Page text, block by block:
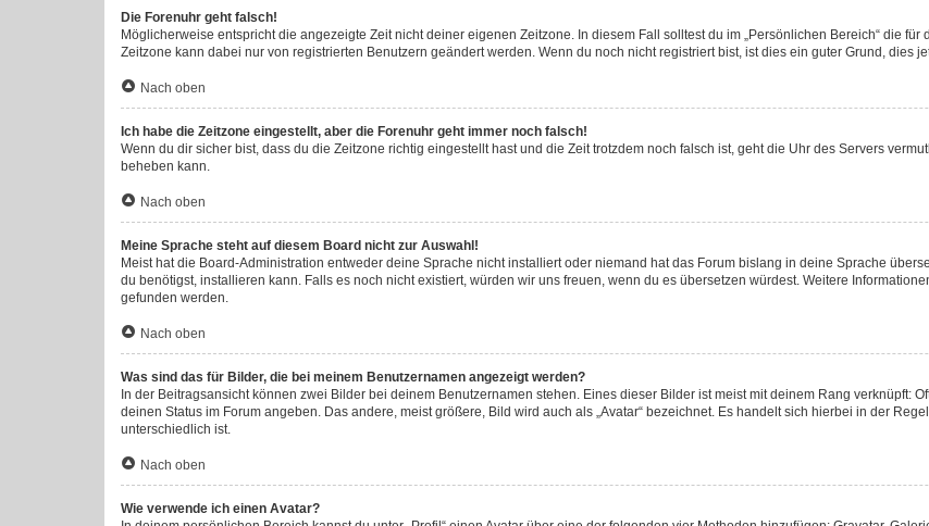
Die Forenuhr geht falsch!
Möglicherweise entspricht die angezeigte Zeit nicht deiner eigenen Zeitzone. In diesem Fall solltest du im „Persönlichen Bereich“ die
Zeitzone kann dabei nur von registrierten Benutzern geändert werden. Wenn du noch nicht registriert bist, ist dies ein guter Grund, dies
Nach oben
Ich habe die Zeitzone eingestellt, aber die Forenuhr geht immer noch falsch!
Wenn du dir sicher bist, dass du die Zeitzone richtig eingestellt hast und die Zeit trotzdem noch falsch ist, geht die Uhr des Servers
beheben kann.
Nach oben
Meine Sprache steht auf diesem Board nicht zur Auswahl!
Meist hat die Board-Administration entweder deine Sprache nicht installiert oder niemand hat das Forum bislang in deine Sprache
du benötigst, installieren kann. Falls es noch nicht existiert, würden wir uns freuen, wenn du es übersetzen würdest. Weitere
gefunden werden.
Nach oben
Was sind das für Bilder, die bei meinem Benutzernamen angezeigt werden?
In der Beitragsansicht können zwei Bilder bei deinem Benutzernamen stehen. Eines dieser Bilder ist meist mit deinem Rang verknüpft:
deinen Status im Forum angeben. Das andere, meist größere, Bild wird auch als „Avatar“ bezeichnet. Es handelt sich hierbei in der
unterschiedlich ist.
Nach oben
Wie verwende ich einen Avatar?